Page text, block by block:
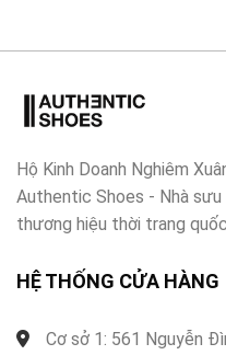
Hộ Kinh Doanh Nghiêm
Authentic Shoes - Nhà
thương hiệu thời trang
HỆ THỐNG CỬA HÀNG
Cơ sở 1: 561 Nguyễn